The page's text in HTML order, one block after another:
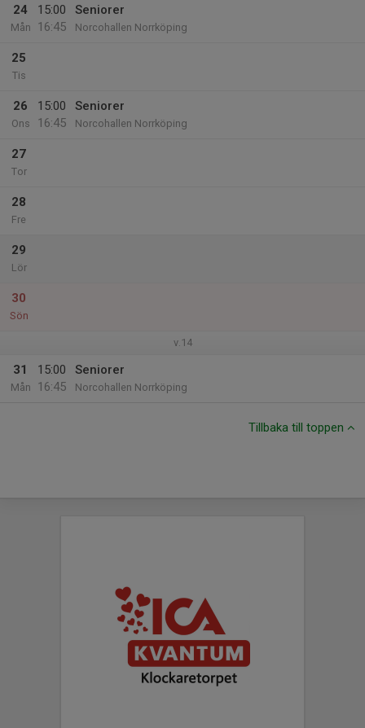
24
Mån
15:00
16:45
Seniorer
Norcohallen Norrköping
25
Tis
26
Ons
15:00
16:45
Seniorer
Norcohallen Norrköping
27
Tor
28
Fre
29
Lör
30
Sön
v.14
31
Mån
15:00
16:45
Seniorer
Norcohallen Norrköping
Tillbaka till toppen